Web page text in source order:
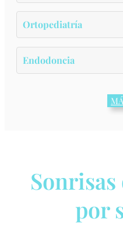
Ortopediatría
Endodoncia
por